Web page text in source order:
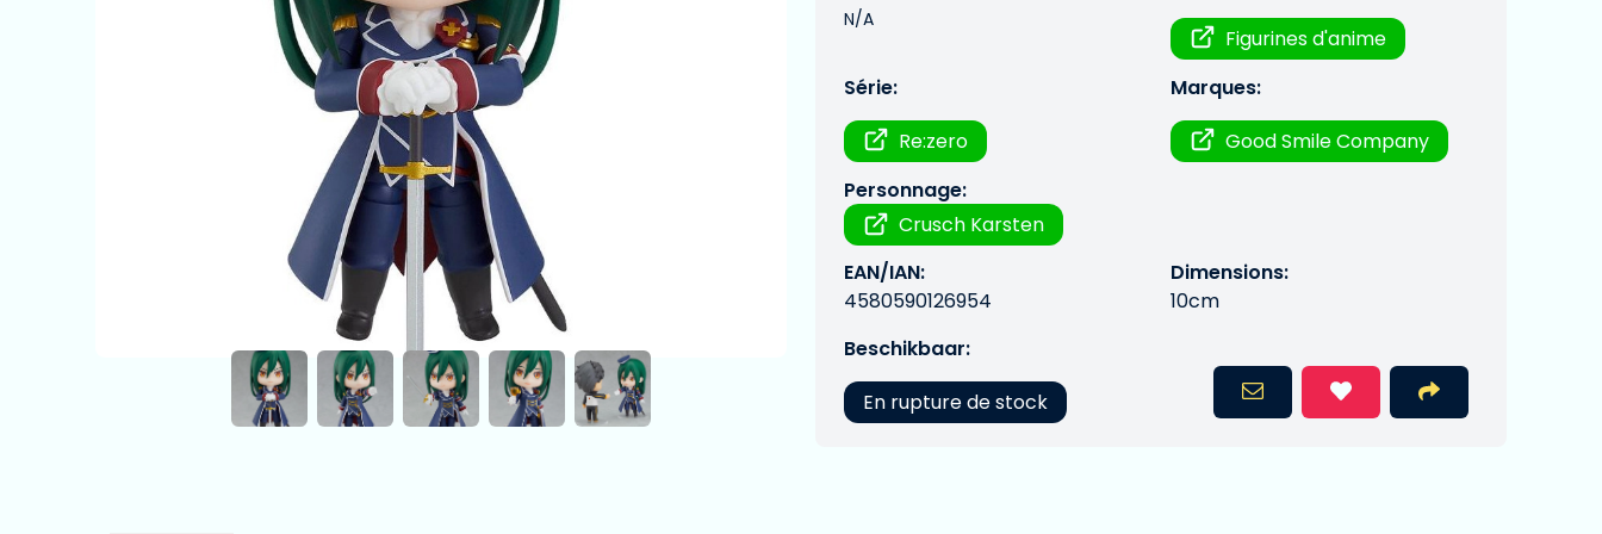
N/A
Figurines d'anime
Série:
Re:zero
Marques:
Good Smile Company
Personnage:
Crusch Karsten
EAN/IAN:
4580590126954
Dimensions:
10cm
Beschikbaar:
En rupture de stock